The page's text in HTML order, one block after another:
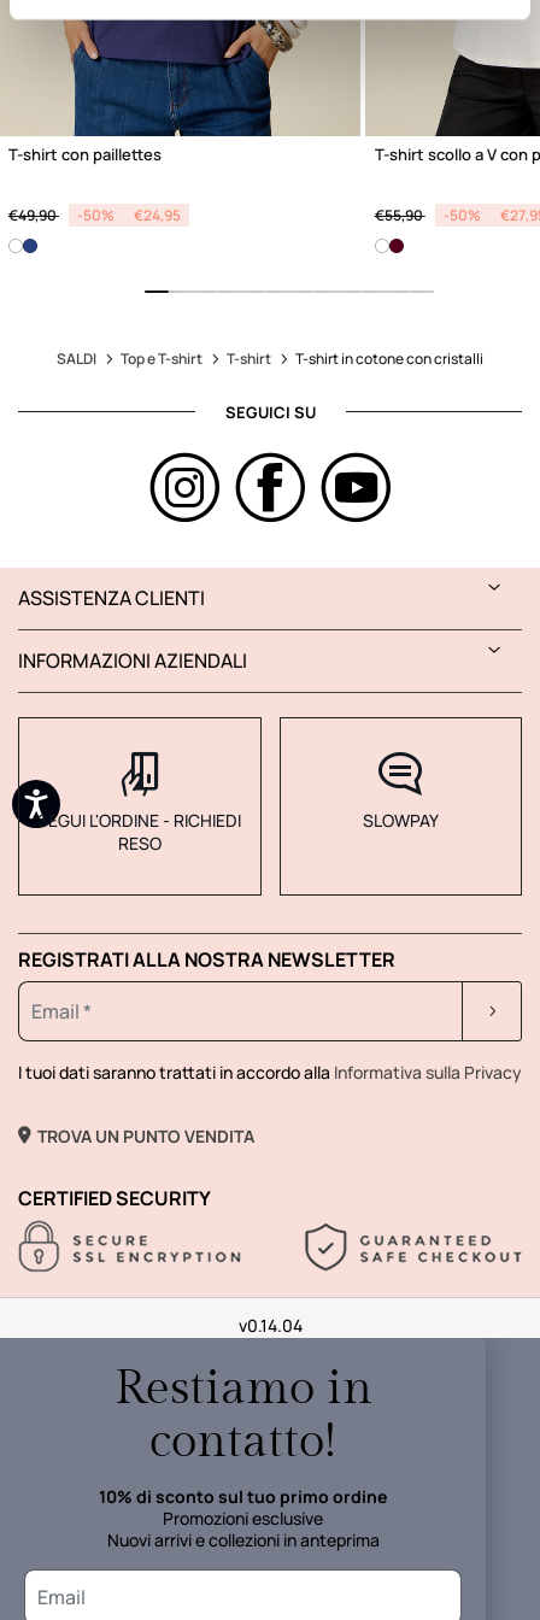
T-shirt con paillettes
Price reduced from
€49,90 to -50% €24,95
T-shirt scollo a V con
Price reduced from
€55,90 to -50%
SALDI Top e T-shirt T-shirt T-shirt in cotone con cristalli
SEGUICI SU
ASSISTENZA CLIENTI
INFORMAZIONI AZIENDALI
SEGUI L'ORDINE - RICHIEDI
RESO
SLOWPAY
REGISTRATI ALLA NOSTRA NEWSLETTER
I tuoi dati saranno trattati in accordo alla Informativa sulla Privacy
TROVA UN PUNTO VENDITA
CERTIFIED SECURITY
v0.14.04
Restiamo in
contatto!
10% di sconto sul tuo primo ordine
Promozioni esclusive
Nuovi arrivi e collezioni in anteprima